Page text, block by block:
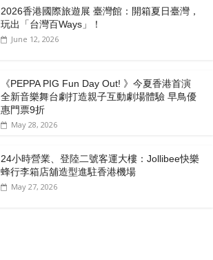
2026香港國際旅遊展 臺灣館：開箱夏日臺灣，
玩出「台灣百Ways」！
June 12, 2026
《PEPPA PIG Fun Day Out! 》今夏香港首演
全新音樂舞台劇打造親子互動劇場體驗 早鳥優
惠門票9折
May 28, 2026
24小時營業、登陸二號客運大樓：Jollibee快樂
蜂行李箱店舖造型進駐香港機場
May 27, 2026